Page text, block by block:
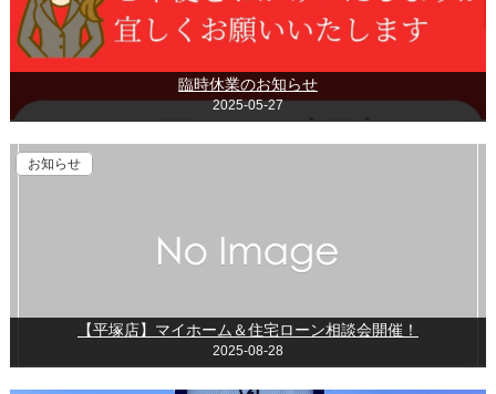
臨時休業のお知らせ
2025-05-27
お知らせ
【平塚店】マイホーム＆住宅ローン相談会開催！
2025-08-28